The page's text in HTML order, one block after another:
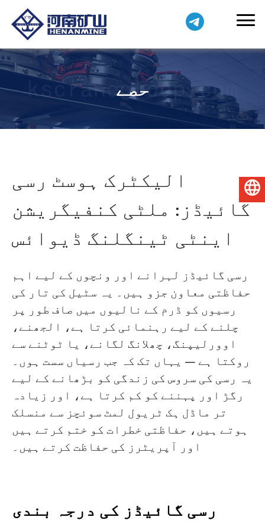
حصے
الیکٹرک ہوسٹ رسی
گائیڈز: ملٹی کنفیگریشن
اینٹی ٹینگلنگ ڈیوائس
رسی گائیڈز لہرانے اور ونچوں کے لیے اہم
حفاظتی معاون جزو ہیں۔ یہ سٹیل کی تار کی
رسیوں کو ڈرم کے نالیوں میں صاف طور پر
چلنے کے لیے رہنمائی کرتا ہے، الجھنے،
اوورلیپنگ، چھلانگ لگانے، یا ٹوٹنے سے
روکتا ہے — یہاں تک کہ جب رسیاں سست ہوں۔
یہ رسی کی سروس کی زندگی کو بڑھانے کے لیے
رگڑ اور پہننے کو کم کرتا ہے، اور زیادہ
تر ماڈل ہک ٹریول لمٹ سوئچز سے منسلک
ہوتے ہیں، حفاظتی خطرات کو ختم کرتے ہیں
اور آپریٹرز کی حفاظت کرتے ہیں۔
رسی گائیڈز کی درجہ بندی
اردو